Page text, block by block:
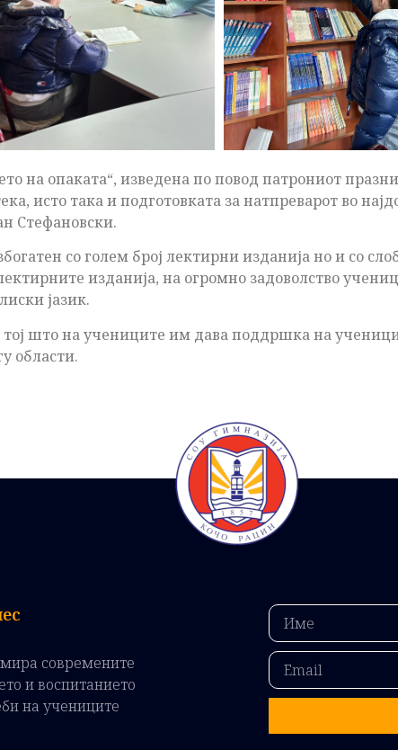
на опаката“, изведена по повод патрониот
исто така и подготовката за натпреварот во
Стефановски.
со голем број лектирни изданија но и со
изданија, на огромно задоволство
јазик.
што на учениците им дава поддршка на
области.
современите
и воспитанието
на учениците